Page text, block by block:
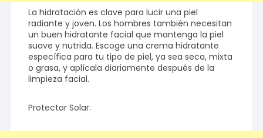
La hidratación es clave para lucir una piel
radiante y joven. Los hombres también necesitan
un buen hidratante facial que mantenga la piel
suave y nutrida. Escoge una crema hidratante
específica para tu tipo de piel, ya sea seca, mixta
o grasa, y aplícala diariamente después de la
limpieza facial.
Protector Solar: